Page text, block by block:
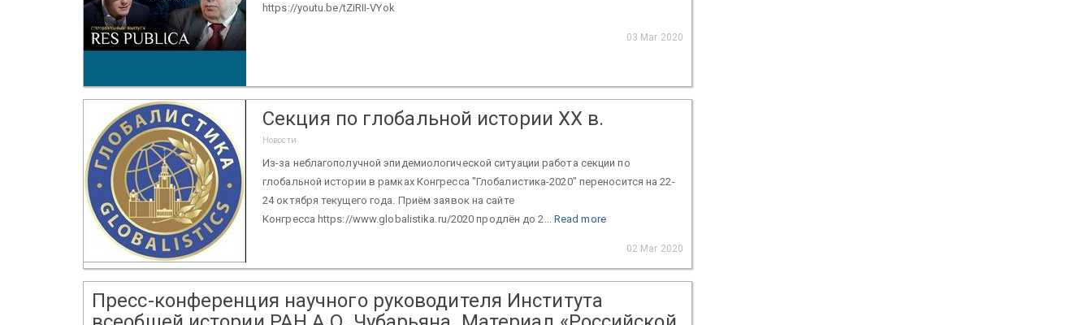
https://youtu.be/tZiRII-VYok
03 Mar 2020
Секция по глобальной истории XX в.
Новости
Из-за неблагополучной эпидемиологической ситуации работа секции по
глобальной истории в рамках Конгресса "Глобалистика-2020" переносится на 22-
24 октября текущего года. Приём заявок на сайте
Конгресса https://www.globalistika.ru/2020 продлён до 2... Read more
02 Mar 2020
Пресс-конференция научного руководителя Института